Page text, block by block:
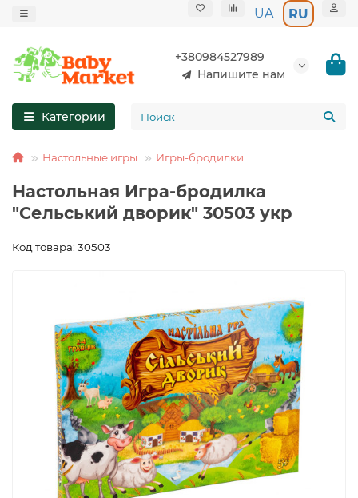
UA RU
+380984527989
Напишите нам
Категории
Настольные игры Игры-бродилки
Настольная Игра-бродилка
"Сельський дворик" 30503 укр
Код товара: 30503